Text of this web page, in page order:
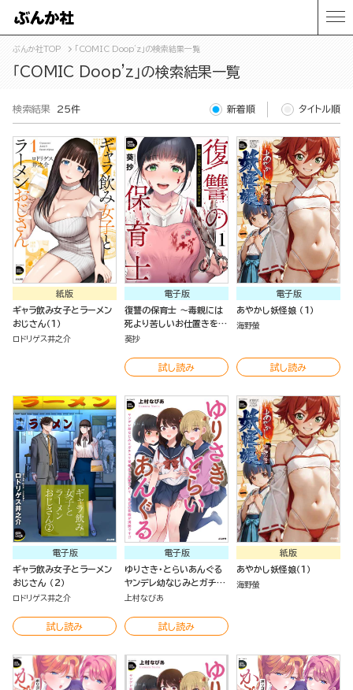
ぶんか社TOP 「COMIC Doop'z」の検索結果一覧
「COMIC Doop'z」の検索結果一覧
検索結果 25件 新着順 タイトル順
紙版
ギャラ飲み女子とラーメン
おじさん（１）
ロドリゲス井之介
電子版
復讐の保育士 ～毒親には
死より苦しいお仕置きを～
（分冊版）
葵抄
試し読み
電子版
あやかし妖怪娘 （1）
海野螢
試し読み
電子版
ギャラ飲み女子とラーメン
おじさん （2）
ロドリゲス井之介
試し読み
電子版
ゆりさき・とらいあんぐる
ヤンデレ幼なじみとガチユ
リ留学生に求愛されて、百
上村なびあ
試し読み
紙版
あやかし妖怪娘（１）
海野螢